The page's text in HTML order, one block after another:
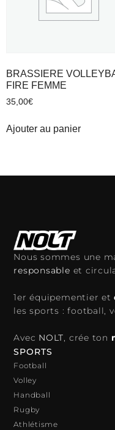
BRASSIERE
FIRE FEMME
35,00€
Ajouter au panier
Nous sommes une
responsable et
1er équipementier et
les sports : football,
Avec NOLT, crée ton
SPORTS
Football
Volley
Handball
Rugby
Athlétisme